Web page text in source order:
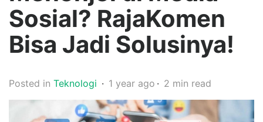
Sosial? RajaKomen
Bisa Jadi Solusinya!
Posted in Teknologi 1 year ago 2 min read